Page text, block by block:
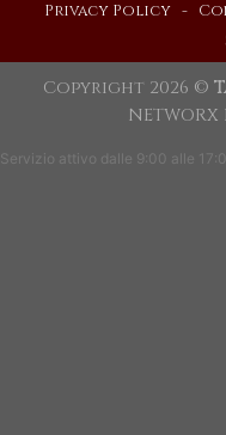
Privacy Policy -
Copyright 2026 ©
Servizio attivo dalle 9:00 alle